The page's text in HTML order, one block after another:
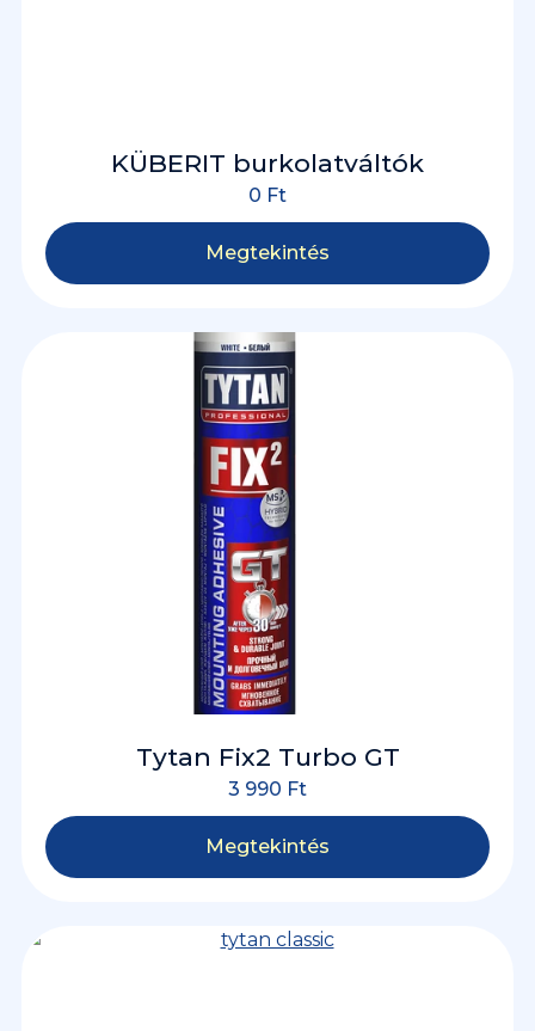
KÜBERIT burkolatváltók
0 Ft
Megtekintés
Tytan Fix2 Turbo GT
3 990 Ft
Megtekintés